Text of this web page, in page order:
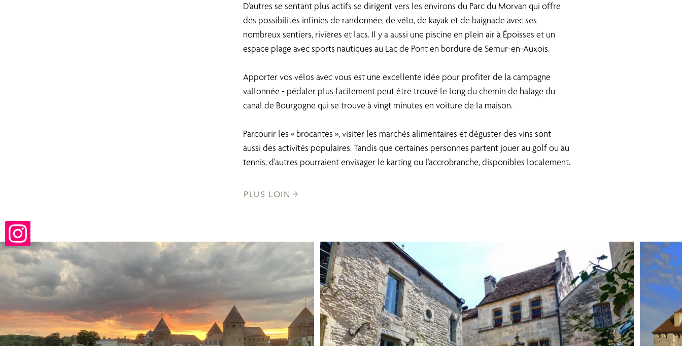
D'autres se sentant plus actifs se dirigent vers les environs du Parc du Morvan qui offre
des possibilités infinies de randonnée, de vélo, de kayak et de baignade avec ses
nombreux sentiers, rivières et lacs. Il y a aussi une piscine en plein air à Époisses et un
espace plage avec sports nautiques au Lac de Pont en bordure de Semur-en-Auxois.
Apporter vos vélos avec vous est une excellente idée pour profiter de la campagne
vallonnée - pédaler plus facilement peut être trouvé le long du chemin de halage du
canal de Bourgogne qui se trouve à vingt minutes en voiture de la maison.
Parcourir les « brocantes », visiter les marchés alimentaires et déguster des vins sont
aussi des activités populaires. Tandis que certaines personnes partent jouer au golf ou au
tennis, d'autres pourraient envisager le karting ou l'accrobranche, disponibles localement.
PLUS LOIN